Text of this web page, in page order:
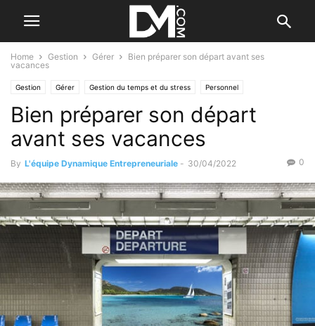
Home Gestion Gérer
Bien préparer son départ avant ses
vacances
Gestion Gérer Gestion du temps et du stress Personnel
Bien préparer son départ
avant ses vacances
By L'équipe Dynamique Entrepreneuriale - 30/04/2022 0